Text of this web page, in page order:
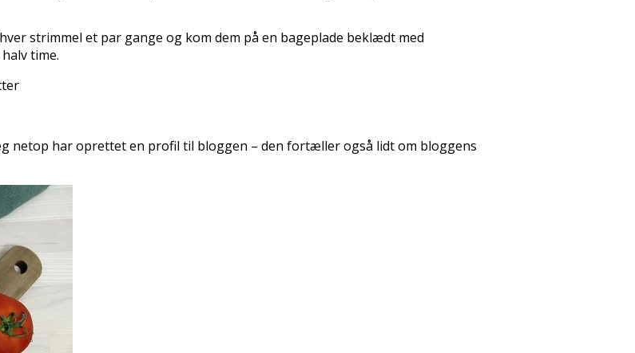
strimmel et par gange og kom dem på en bageplade beklædt med
time.
netop har oprettet en profil til bloggen – den fortæller også lidt om bloggens